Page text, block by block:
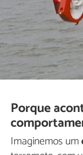
Porque
Imaginemos um